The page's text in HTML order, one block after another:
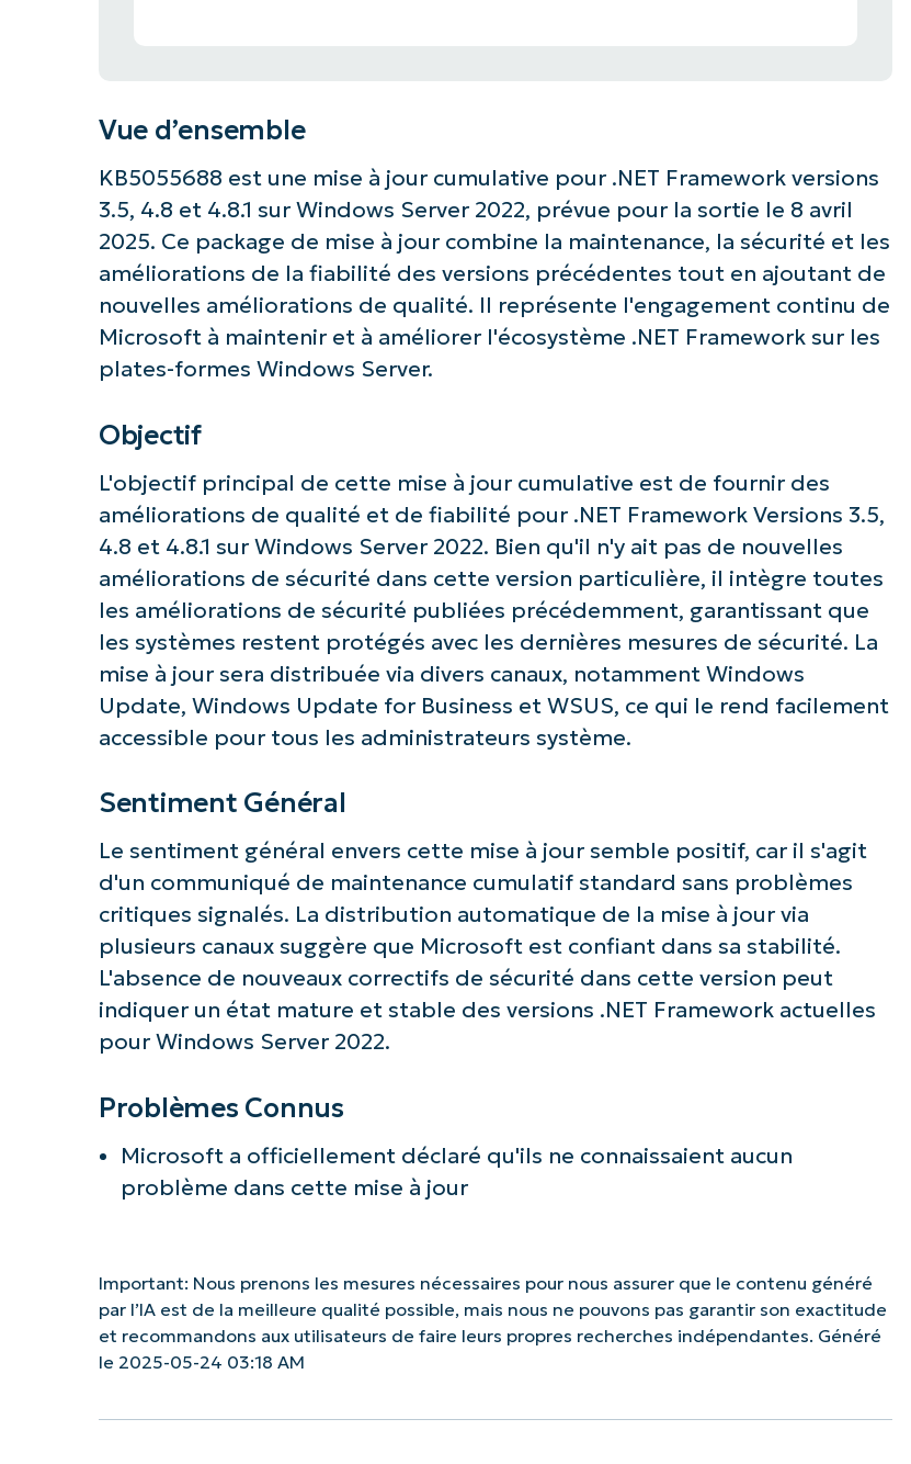
Vue d’ensemble
KB5055688 est une mise à jour cumulative pour .NET Framework versions
3.5, 4.8 et 4.8.1 sur Windows Server 2022, prévue pour la sortie le 8 avril
2025. Ce package de mise à jour combine la maintenance, la sécurité et les
améliorations de la fiabilité des versions précédentes tout en ajoutant de
nouvelles améliorations de qualité. Il représente l'engagement continu de
Microsoft à maintenir et à améliorer l'écosystème .NET Framework sur les
plates-formes Windows Server.
Objectif
L'objectif principal de cette mise à jour cumulative est de fournir des
améliorations de qualité et de fiabilité pour .NET Framework Versions 3.5,
4.8 et 4.8.1 sur Windows Server 2022. Bien qu'il n'y ait pas de nouvelles
améliorations de sécurité dans cette version particulière, il intègre toutes
les améliorations de sécurité publiées précédemment, garantissant que
les systèmes restent protégés avec les dernières mesures de sécurité. La
mise à jour sera distribuée via divers canaux, notamment Windows
Update, Windows Update for Business et WSUS, ce qui le rend facilement
accessible pour tous les administrateurs système.
Sentiment Général
Le sentiment général envers cette mise à jour semble positif, car il s'agit
d'un communiqué de maintenance cumulatif standard sans problèmes
critiques signalés. La distribution automatique de la mise à jour via
plusieurs canaux suggère que Microsoft est confiant dans sa stabilité.
L'absence de nouveaux correctifs de sécurité dans cette version peut
indiquer un état mature et stable des versions .NET Framework actuelles
pour Windows Server 2022.
Problèmes Connus
Microsoft a officiellement déclaré qu'ils ne connaissaient aucun
problème dans cette mise à jour
Important: Nous prenons les mesures nécessaires pour nous assurer que le contenu généré
par l’IA est de la meilleure qualité possible, mais nous ne pouvons pas garantir son exactitude
et recommandons aux utilisateurs de faire leurs propres recherches indépendantes. Généré
le 2025-05-24 03:18 AM
Commencez avec les analyses de KB
NinjaOne !
First
and
name*
Business
email*
Company
name*